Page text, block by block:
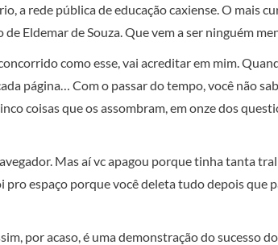
a rede pública de educação caxiense. O mais
Eldemar de Souza. Que vem a ser ninguém
como esse, vai acreditar em mim.
página… Com o passar do tempo, você não
coisas que os assombram, em onze dos
Mas aí vc apagou porque tinha tanta
pro espaço porque você deleta tudo depois que
por acaso, é uma demonstração do sucesso